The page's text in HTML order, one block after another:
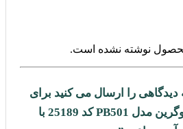
نوشته نشده است.
دیدگاهی را ارسال می کنید برای
“پاور بانک 30 وات یوگرین مدل PB501 کد 25189 با